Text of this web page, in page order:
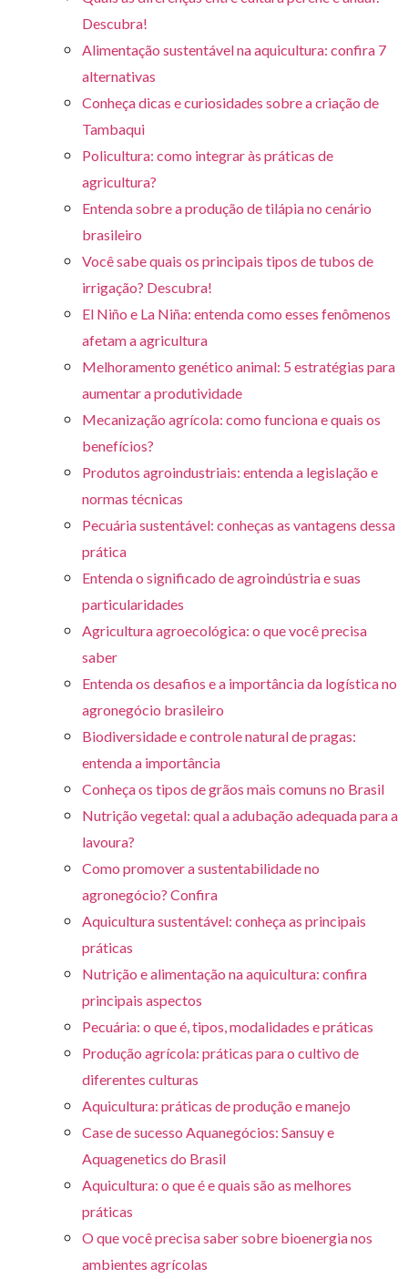
Descubra!
Alimentação sustentável na aquicultura: confira 7
alternativas
Conheça dicas e curiosidades sobre a criação de
Tambaqui
Policultura: como integrar às práticas de
agricultura?
Entenda sobre a produção de tilápia no cenário
brasileiro
Você sabe quais os principais tipos de tubos de
irrigação? Descubra!
El Niño e La Niña: entenda como esses fenômenos
afetam a agricultura
Melhoramento genético animal: 5 estratégias para
aumentar a produtividade
Mecanização agrícola: como funciona e quais os
benefícios?
Produtos agroindustriais: entenda a legislação e
normas técnicas
Pecuária sustentável: conheças as vantagens dessa
prática
Entenda o significado de agroindústria e suas
particularidades
Agricultura agroecológica: o que você precisa
saber
Entenda os desafios e a importância da logística no
agronegócio brasileiro
Biodiversidade e controle natural de pragas:
entenda a importância
Conheça os tipos de grãos mais comuns no Brasil
Nutrição vegetal: qual a adubação adequada para a
lavoura?
Como promover a sustentabilidade no
agronegócio? Confira
Aquicultura sustentável: conheça as principais
práticas
Nutrição e alimentação na aquicultura: confira
principais aspectos
Pecuária: o que é, tipos, modalidades e práticas
Produção agrícola: práticas para o cultivo de
diferentes culturas
Aquicultura: práticas de produção e manejo
Case de sucesso Aquanegócios: Sansuy e
Aquagenetics do Brasil
Aquicultura: o que é e quais são as melhores
práticas
O que você precisa saber sobre bioenergia nos
ambientes agrícolas